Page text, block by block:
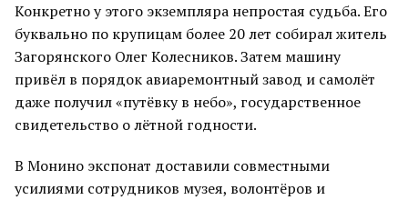
Конкретно у этого экземпляра непростая судьба. Его
буквально по крупицам более 20 лет собирал житель
Загорянского Олег Колесников. Затем машину
привёл в порядок авиаремонтный завод и самолёт
даже получил «путёвку в небо», государственное
свидетельство о лётной годности.
В Монино экспонат доставили совместными
усилиями сотрудников музея, волонтёров и